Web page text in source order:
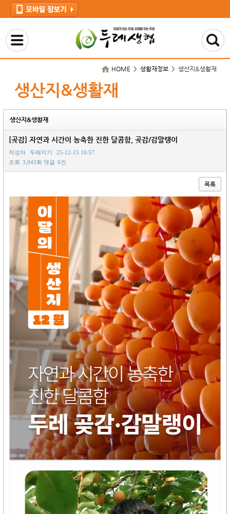
생산지&생활재
HOME > 생활재정보 > 생산지&생활재
생산지&생활재
[곶감] 자연과 시간이 농축한 진한 달콤함, 곶감/감말랭이
작성자 두레지기
25-12-15 16:57
조회 3,043회 댓글 0건
목록